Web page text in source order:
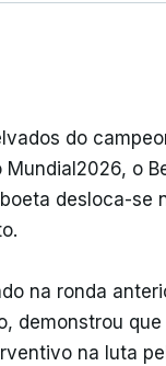
do
o
desloca-se
na ronda
demonstrou que
na luta